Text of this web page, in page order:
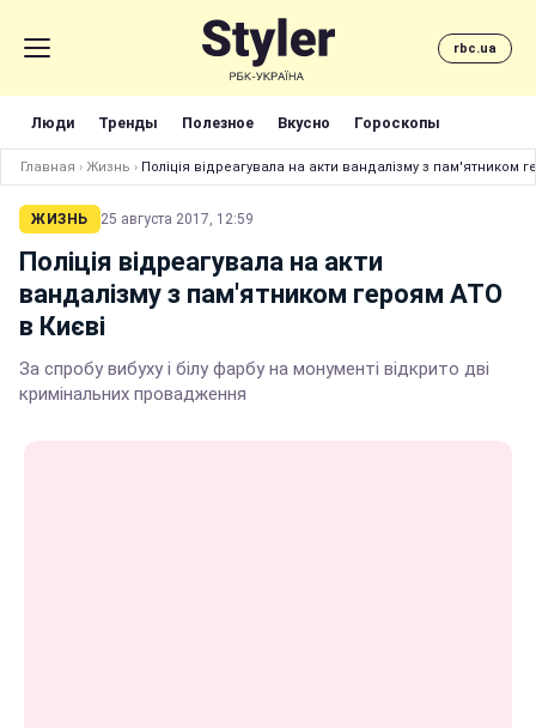
rbc.ua
Люди Тренды Полезное Вкусно Гороскопы
Главная › Жизнь › Поліція відреагувала на акти вандалізму з пам'ятником
ЖИЗНЬ 25 августа 2017, 12:59
Поліція відреагувала на акти
вандалізму з пам'ятником героям АТО
в Києві
За спробу вибуху і білу фарбу на монументі відкрито дві
кримінальних провадження